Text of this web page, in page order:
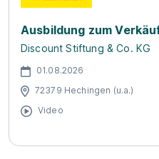
Ausbildung zum
Discount Stiftung & Co. KG
01.08.2026
72379 Hechingen (u.a.)
Video